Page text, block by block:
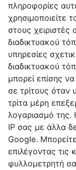
πληροφορίες
χρησιμοποιείτε
στους χειριστές
διαδικτυακού
υπηρεσίες
διαδικτυακού
μπορεί επίσης
σε τρίτους όταν
τρίτα μέρη
λογαριασμό της.
IP σας με άλλα
Google.
επιλέγοντας τις
φυλλομετρητή